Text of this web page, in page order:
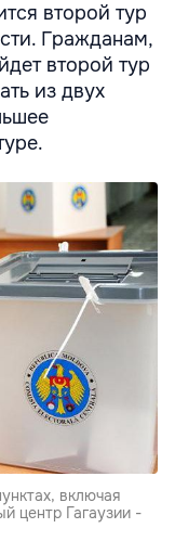
второй тур
Гражданам,
второй тур
из двух
включая
центр Гагаузии -